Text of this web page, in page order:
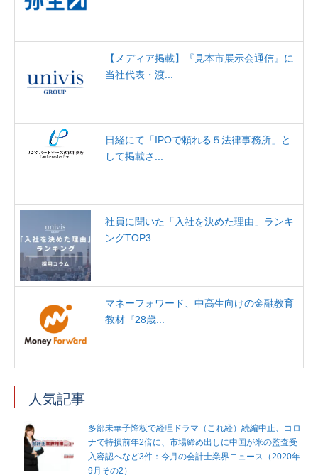
【メディア掲載】『見本市展示会通信』に
当社代表・渡...
日経にて「IPOで頼れる５法律事務所」と
して掲載さ...
社員に聞いた「入社を決めた理由」ランキ
ングTOP3...
マネーフォワード、中高生向けの金融教育
教材『28歳...
人気記事
多部未華子降板で経理ドラマ（これ経）続編中止、コロ
ナで特損前年2倍に、市場締め出しに中国が米の監査受
入容認へなど3件：今月の会計士業界ニュース（2020年
9月その2）